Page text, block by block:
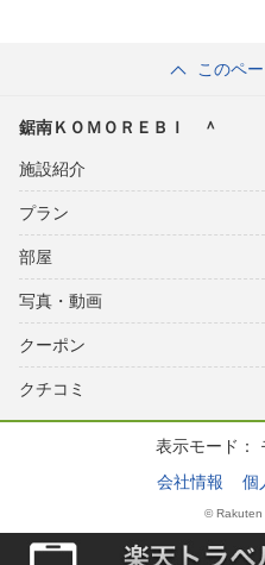
このペ
鋸南ＫＯＭＯＲＥＢＩ ＾
施設紹介
プラン
部屋
写真・動画
クーポン
クチコミ
表示モード：
会社情報
個
© Rakuten